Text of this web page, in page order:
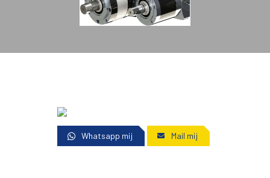
Whatsapp mij Mail mij